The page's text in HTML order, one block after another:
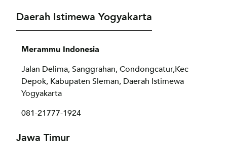
Daerah Istimewa Yogyakarta
Merammu Indonesia
Jalan Delima, Sanggrahan, Condongcatur,Kec
Depok, Kabupaten Sleman, Daerah Istimewa
Yogyakarta
081-21777-1924
Jawa Timur